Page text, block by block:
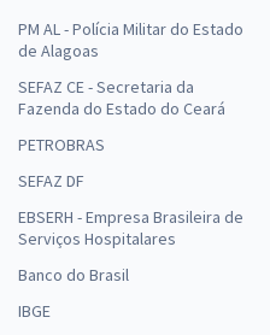
PM AL - Polícia Militar do Estado
de Alagoas
SEFAZ CE - Secretaria da
Fazenda do Estado do Ceará
PETROBRAS
SEFAZ DF
EBSERH - Empresa Brasileira de
Serviços Hospitalares
Banco do Brasil
IBGE